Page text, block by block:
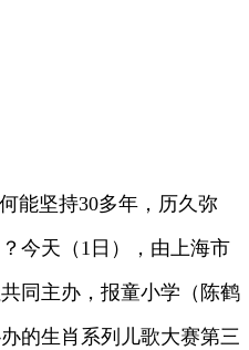
能坚持30多年，历久弥
今天（1日），由上海市
同主办，报童小学（陈鹤
的生肖系列儿歌大赛第三